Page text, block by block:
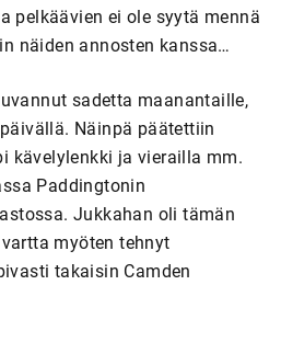
pelkäävien ei ole syytä mennä
näiden annosten kanssa…
sadetta maanantaille,
Näinpä päätettiin
kävelylenkki ja vierailla mm.
Paddingtonin
Jukkahan oli tämän
myöten tehnyt
takaisin Camden